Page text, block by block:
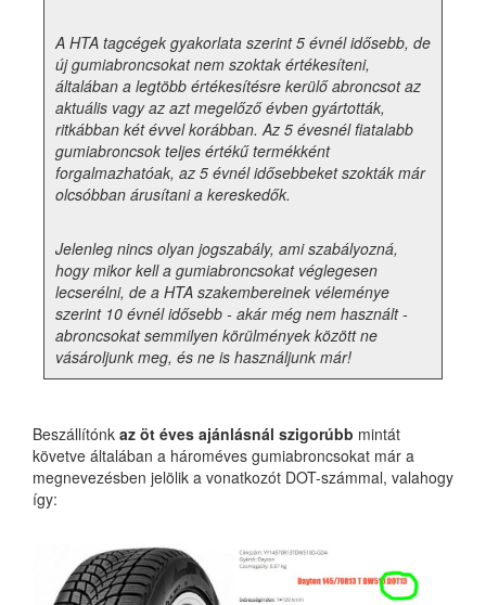
A HTA tagcégek gyakorlata szerint 5 évnél idősebb, de
új gumiabroncsokat nem szoktak értékesíteni,
általában a legtöbb értékesítésre kerülő abroncsot az
aktuális vagy az azt megelőző évben gyártották,
ritkábban két évvel korábban. Az 5 évesnél fiatalabb
gumiabroncsok teljes értékű termékként
forgalmazhatóak, az 5 évnél idősebbeket szokták már
olcsóbban árusítani a kereskedők.
Jelenleg nincs olyan jogszabály, ami szabályozná,
hogy mikor kell a gumiabroncsokat véglegesen
lecserélni, de a HTA szakembereinek véleménye
szerint 10 évnél idősebb - akár még nem használt -
abroncsokat semmilyen körülmények között ne
vásároljunk meg, és ne is használjunk már!
Beszállítónk az öt éves ajánlásnál szigorúbb mintát
követve általában a hároméves gumiabroncsokat már a
megnevezésben jelölik a vonatkozót DOT-számmal, valahogy
így: